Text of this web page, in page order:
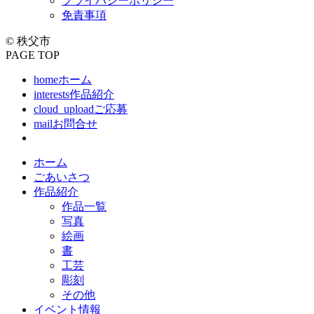
免責事項
© 秩父市
PAGE TOP
homeホーム
interests作品紹介
cloud_uploadご応募
mailお問合せ
ホーム
ごあいさつ
作品紹介
作品一覧
写真
絵画
書
工芸
彫刻
その他
イベント情報